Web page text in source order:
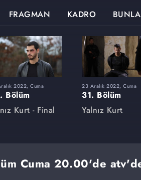
FRAGMAN KADRO
2022, Cuma
Bölüm
Kurt - Final
23 Aralık 2022, Cuma
31. Bölüm
Yalnız Kurt
Cuma 20.00'de